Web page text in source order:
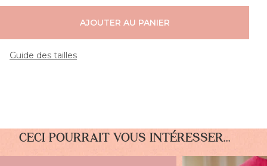
AJOUTER AU PANIER
Guide des tailles
CECI POURRAIT VOUS INTÉRESSER...